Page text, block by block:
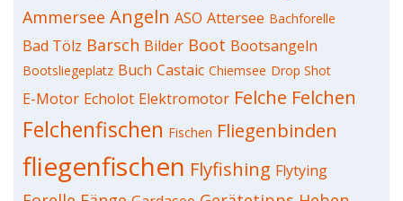
Ammersee Angeln ASO Attersee Bachforelle
Bad Tölz Barsch Bilder Boot Bootsangeln
Bootsliegeplatz Buch Castaic Chiemsee Drop Shot
E-Motor Echolot Elektromotor Felche Felchen
Felchenfischen Fischen Fliegenbinden
fliegenfischen Flyfishing Flytying